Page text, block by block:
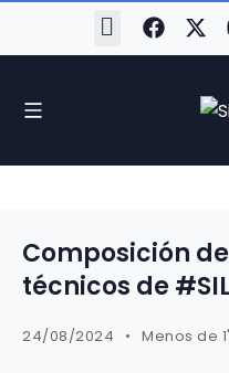
Composición
técnicos de
24/08/2024 Menos de